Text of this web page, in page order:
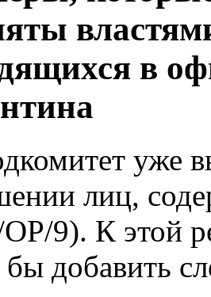
в
уже
лиц,
9). К этой
бы добавить